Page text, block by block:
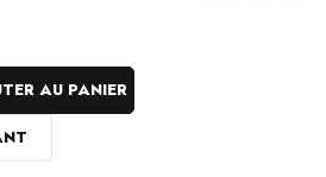
AU PANIER